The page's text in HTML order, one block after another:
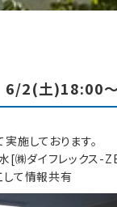
2(土)18:00～
施しております。
[㈱ダイフレックス-
て情報共有